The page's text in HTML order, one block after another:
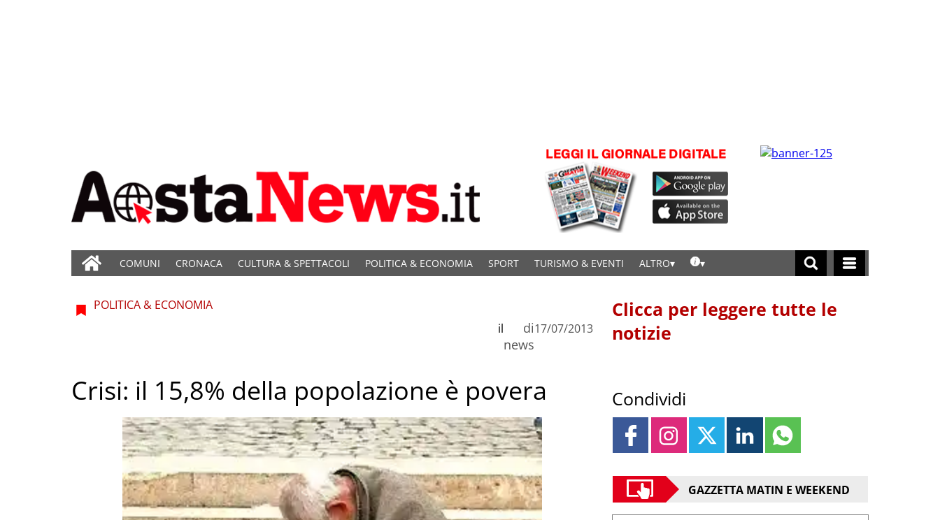
COMUNI CRONACA CULTURA & SPETTACOLI POLITICA & ECONOMIA SPORT TURISMO & EVENTI ALTRO
POLITICA & ECONOMIA
di
news
il 17/07/2013
Crisi: il 15,8% della popolazione è povera
Clicca per leggere tutte le
notizie
Condividi
GAZZETTA MATIN E WEEKEND